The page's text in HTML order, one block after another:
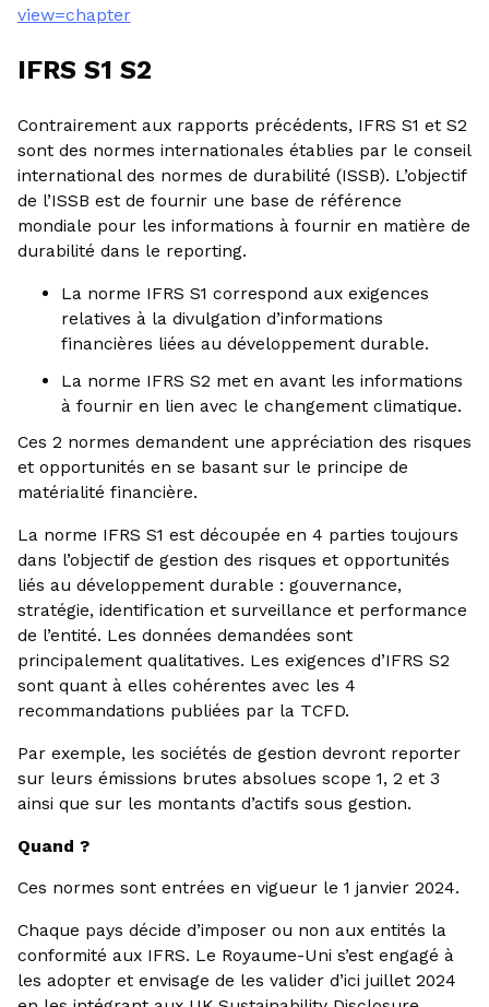
view=chapter
IFRS S1 S2
Contrairement aux rapports précédents, IFRS S1 et S2
sont des normes internationales établies par le conseil
international des normes de durabilité (ISSB). L’objectif
de l’ISSB est de fournir une base de référence
mondiale pour les informations à fournir en matière de
durabilité dans le reporting.
La norme IFRS S1 correspond aux exigences
relatives à la divulgation d’informations
financières liées au développement durable.
La norme IFRS S2 met en avant les informations
à fournir en lien avec le changement climatique.
Ces 2 normes demandent une appréciation des risques
et opportunités en se basant sur le principe de
matérialité financière.
La norme IFRS S1 est découpée en 4 parties toujours
dans l’objectif de gestion des risques et opportunités
liés au développement durable : gouvernance,
stratégie, identification et surveillance et performance
de l’entité. Les données demandées sont
principalement qualitatives. Les exigences d’IFRS S2
sont quant à elles cohérentes avec les 4
recommandations publiées par la TCFD.
Par exemple, les sociétés de gestion devront reporter
sur leurs émissions brutes absolues scope 1, 2 et 3
ainsi que sur les montants d’actifs sous gestion.
Quand ?
Ces normes sont entrées en vigueur le 1 janvier 2024.
Chaque pays décide d’imposer ou non aux entités la
conformité aux IFRS. Le Royaume-Uni s’est engagé à
les adopter et envisage de les valider d’ici juillet 2024